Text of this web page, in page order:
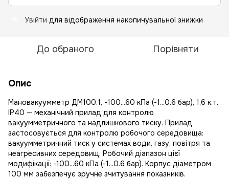
Увійти для відображення накопичувальної знижки
До обраного Порівняти
Опис
Мановакуумметр ДМ100.1, -100...60 кПа (-1...0.6 бар), 1,6 к.т.,
IP40 — механічний прилад для контролю
вакуумметричного та надлишкового тиску. Прилад
застосовується для контролю робочого середовища:
вакуумметричний тиск у системах води, газу, повітря та
неагресивних середовищ. Робочий діапазон цієї
модифікації: -100...60 кПа (-1...0.6 бар). Корпус діаметром
100 мм забезпечує зручне зчитування показників.